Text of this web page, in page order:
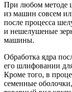
При любом методе
из машин совсем
после процесса
и нешелушеные
машины.
Обработка ядра
его шлифовании
Кроме того, в
семенные